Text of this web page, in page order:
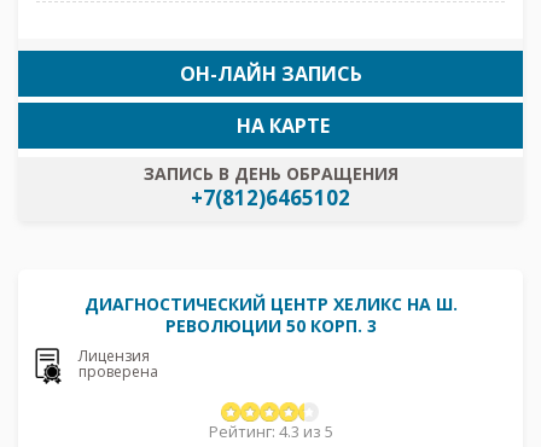
ОН-ЛАЙН ЗАПИСЬ
ЗАПИСЬ В ДЕНЬ ОБРАЩЕНИЯ
+7(812)6465102
НА КАРТЕ
ДИАГНОСТИЧЕСКИЙ ЦЕНТР ХЕЛИКС НА Ш.
РЕВОЛЮЦИИ 50 КОРП. 3
Лицензия
проверена
Рейтинг: 4.3 из 5